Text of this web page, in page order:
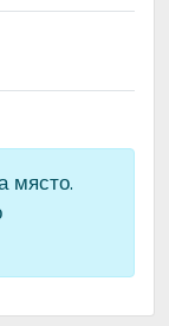
място.